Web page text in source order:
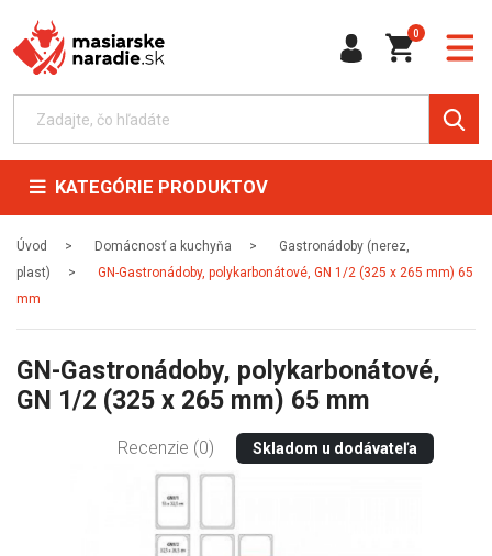
0
KATEGÓRIE PRODUKTOV
Úvod Domácnosť a kuchyňa
Gastronádoby (nerez,
plast)
GN-Gastronádoby, polykarbonátové, GN 1/2 (325 x 265 mm) 65
mm
GN-Gastronádoby, polykarbonátové,
GN 1/2 (325 x 265 mm) 65 mm
Recenzie (0) Skladom u dodávateľa